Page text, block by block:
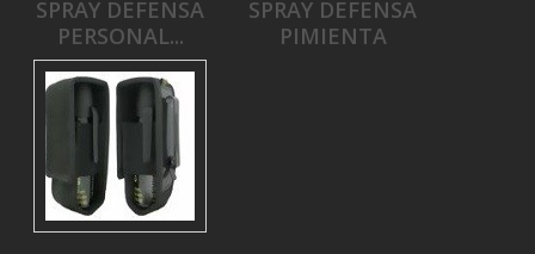
SPRAY DEFENSA
PERSONAL...
SPRAY DEFENSA
PIMIENTA